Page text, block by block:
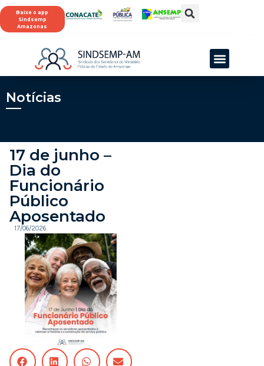
Baixe o app
Sindsemp
Amazonas
Notícias
17 de junho –
Dia do
Funcionário
Público
Aposentado
17/06/2026